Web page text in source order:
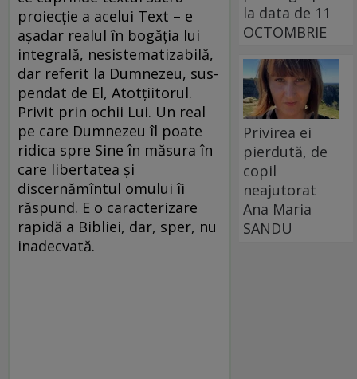
proiecţie a acelui Text – e
aşadar realul în bogăţia lui
integrală, nesistematizabilă,
dar referit la Dumnezeu, sus-
pendat de El, Atotţiitorul.
Privit prin ochii Lui. Un real
pe care Dumnezeu îl poate
ridica spre Sine în măsura în
care libertatea şi
discernămîntul omului îi
răspund. E o caracterizare
rapidă a Bibliei, dar, sper, nu
inadecvată.
la data de 11
OCTOMBRIE
Privirea ei
pierdută, de
copil
neajutorat
Ana Maria
SANDU